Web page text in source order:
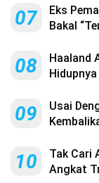
07
Eks
Bakal
08
Haaland
09
Usai
10
Tak Cari
Angkat